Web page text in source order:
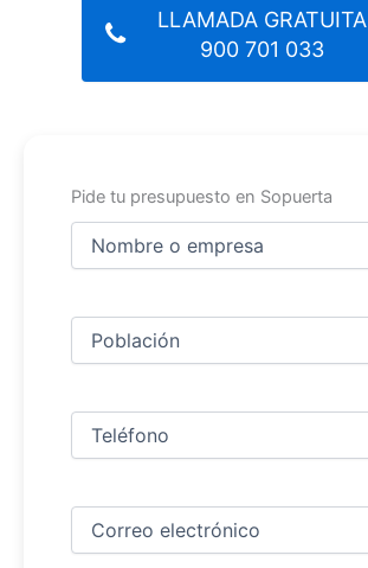
LLAMADA GRATUITA
900 701 033
Pide tu presupuesto en Sopuerta
Nombre
Ciudad
Teléfono
Correo
electrónico (Obligatorio)